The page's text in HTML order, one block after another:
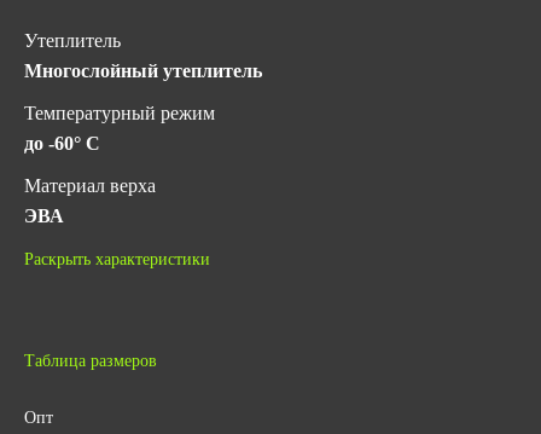
Утеплитель
Многослойный утеплитель
Температурный режим
до -60° C
Материал верха
ЭВА
Материал подошвы
Цельнолитьевой
Раскрыть характеристики
Таблица размеров
Опт